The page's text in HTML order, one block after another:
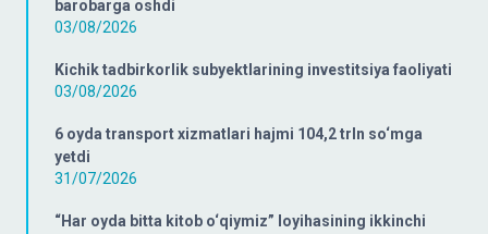
barobarga oshdi
03/08/2026
Kichik tadbirkorlik subyektlarining investitsiya faoliyati
03/08/2026
6 oyda transport xizmatlari hajmi 104,2 trln so‘mga
yetdi
31/07/2026
“Har oyda bitta kitob o‘qiymiz” loyihasining ikkinchi